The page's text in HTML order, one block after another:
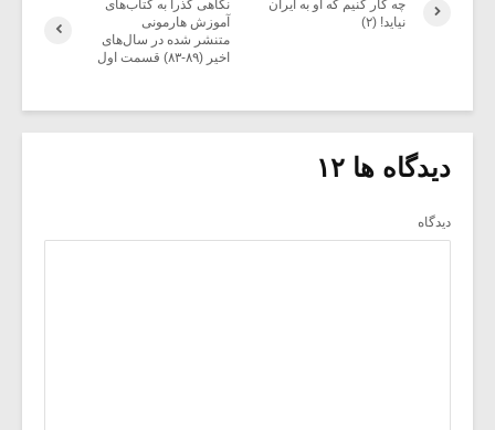
نگاهی گذرا به کتاب‌های
آموزش هارمونی
متنشر شده در سال‌های
اخیر (۸۹-۸۳) قسمت اول
چه کار کنیم که او به ایران
نیاید! (۲)
دیدگاه ها ۱۲
دیدگاه